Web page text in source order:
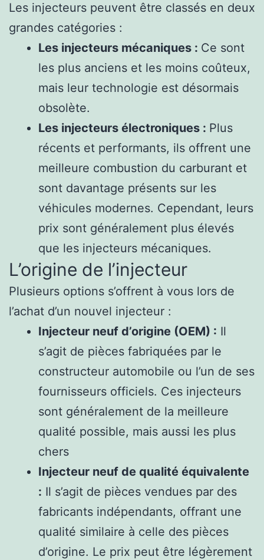
Les injecteurs peuvent être classés en deux
grandes catégories :
Les injecteurs mécaniques : Ce sont
les plus anciens et les moins coûteux,
mais leur technologie est désormais
obsolète.
Les injecteurs électroniques : Plus
récents et performants, ils offrent une
meilleure combustion du carburant et
sont davantage présents sur les
véhicules modernes. Cependant, leurs
prix sont généralement plus élevés
que les injecteurs mécaniques.
L’origine de l’injecteur
Plusieurs options s’offrent à vous lors de
l’achat d’un nouvel injecteur :
Injecteur neuf d’origine (OEM) : Il
s’agit de pièces fabriquées par le
constructeur automobile ou l’un de ses
fournisseurs officiels. Ces injecteurs
sont généralement de la meilleure
qualité possible, mais aussi les plus
chers
Injecteur neuf de qualité équivalente
: Il s’agit de pièces vendues par des
fabricants indépendants, offrant une
qualité similaire à celle des pièces
d’origine. Le prix peut être légèrement